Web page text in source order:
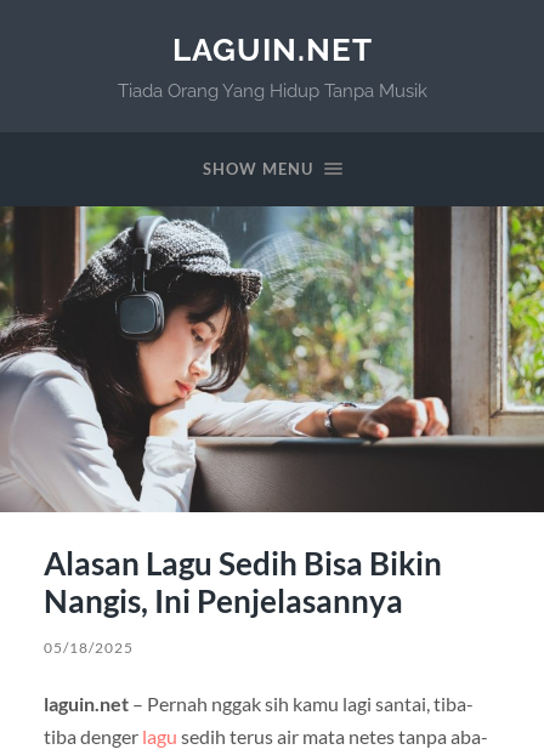
LAGUIN.NET
Tiada Orang Yang Hidup Tanpa Musik
SHOW MENU
Alasan Lagu Sedih Bisa Bikin
Nangis, Ini Penjelasannya
05/18/2025
laguin.net– Pernah nggak sih kamu lagi santai, tiba-
tiba denger lagu sedih terus air mata netes tanpa aba-